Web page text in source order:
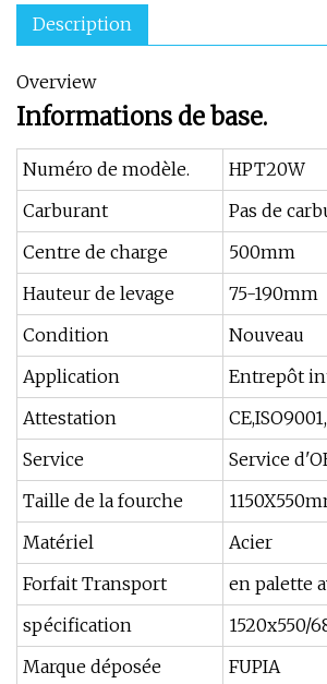
Description
Overview
Informations de base.
Numéro de modèle.
HPT20W
Carburant
Pas de
Centre de charge
500mm
Hauteur de levage
75-190mm
Condition
Nouveau
Application
Entrepôt
Attestation
Service
Service
Taille de la fourche
Matériel
Acier
Forfait Transport
en palette
spécification
1520x550/
Marque déposée
FUPIA